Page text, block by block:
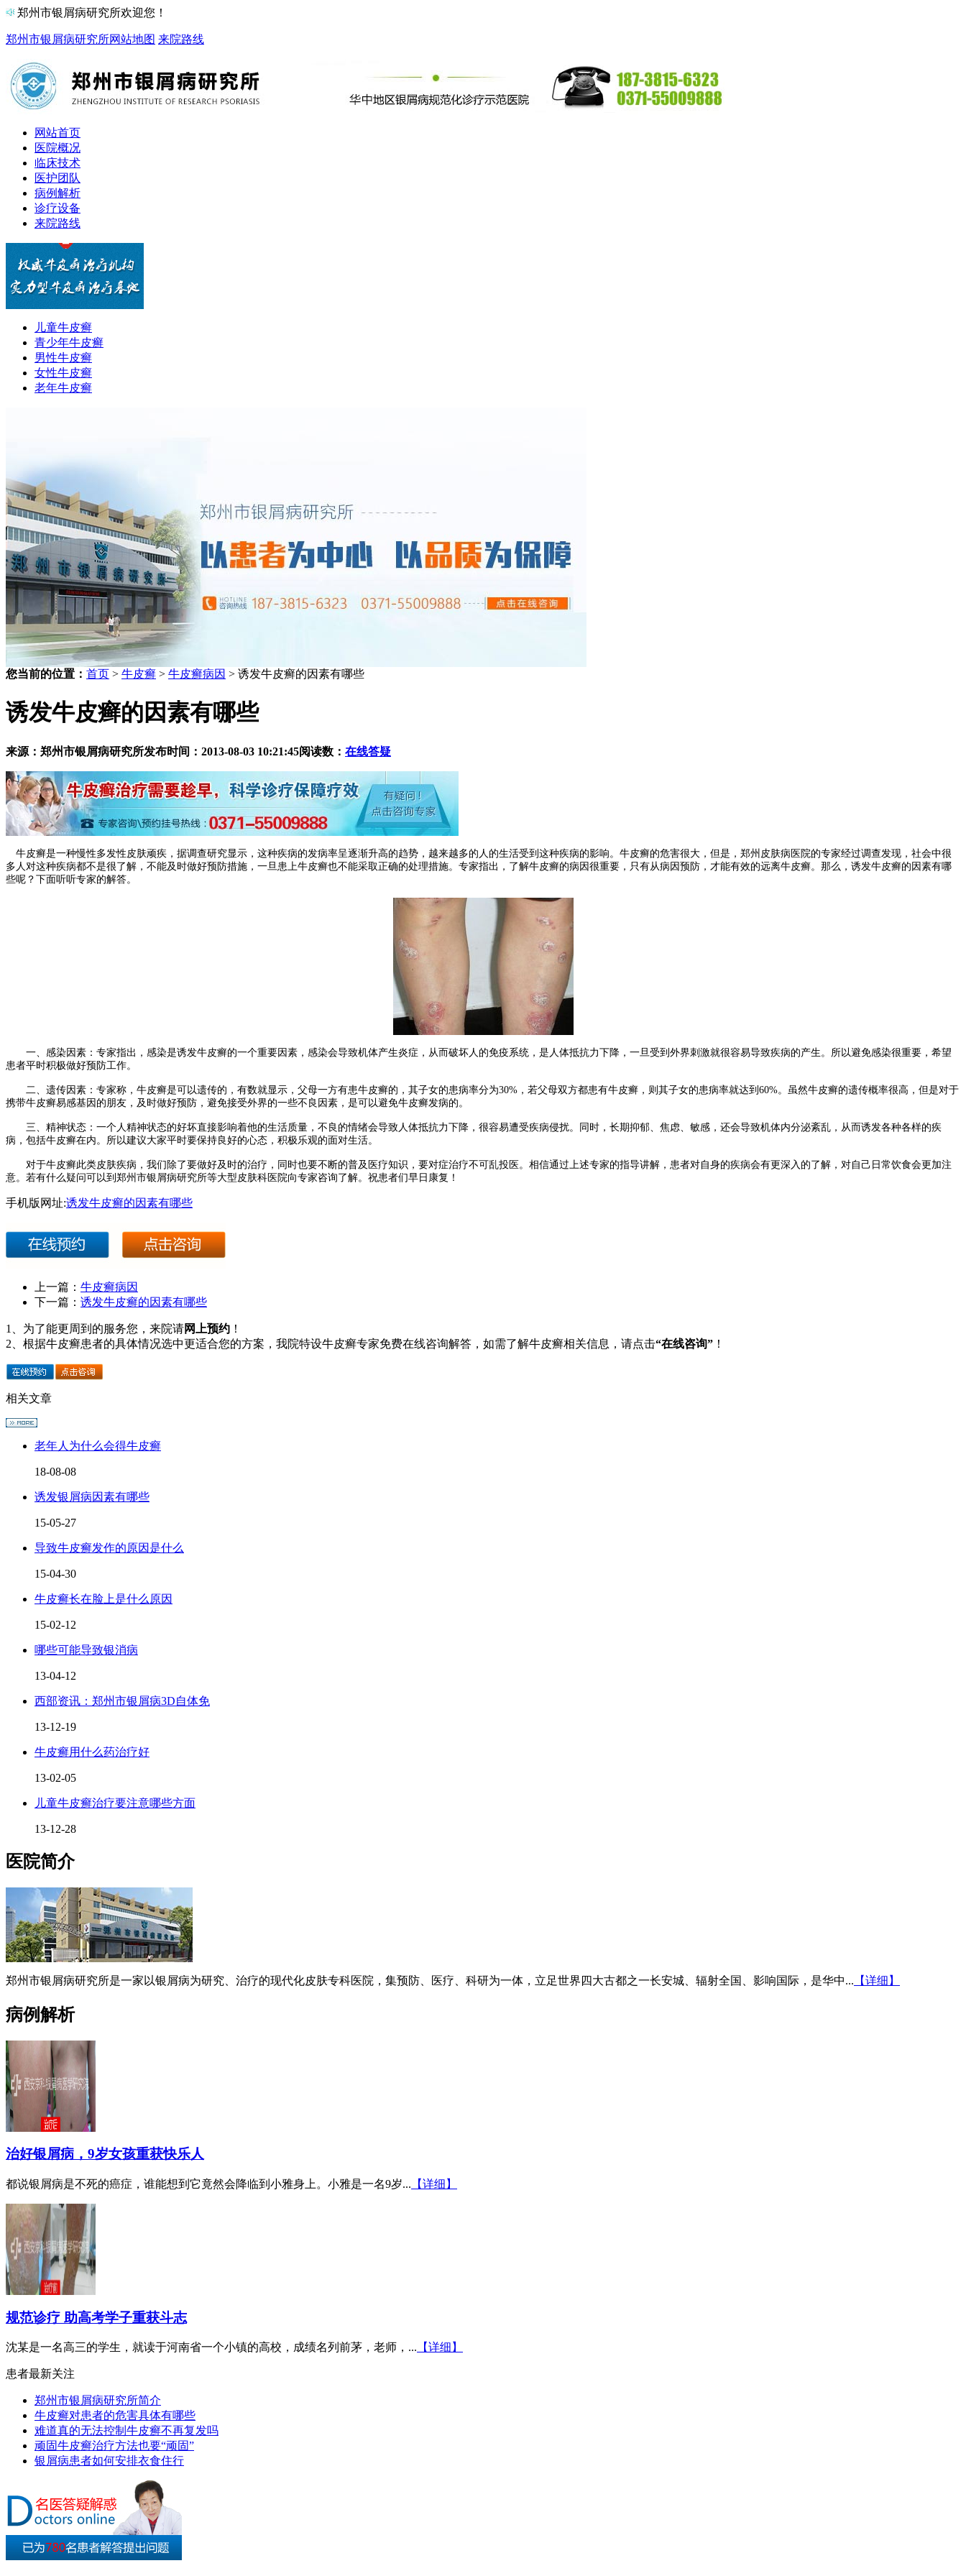
郑州市银屑病研究所欢迎您！
郑州市银屑病研究所网站地图 来院路线
网站首页
医院概况
临床技术
医护团队
病例解析
诊疗设备
来院路线
儿童牛皮癣
青少年牛皮癣
男性牛皮癣
女性牛皮癣
老年牛皮癣
您当前的位置： 首页 > 牛皮癣 > 牛皮癣病因 > 诱发牛皮癣的因素有哪些
诱发牛皮癣的因素有哪些
来源：郑州市银屑病研究所发布时间：2013-08-03 10:21:45阅读数： 在线答疑
牛皮癣是一种慢性多发性皮肤顽疾，据调查研究显示，这种疾病的发病率呈逐渐升高的趋势，越来越多的人的生活受到这种疾病的影响。牛皮癣的危害很大，但是，郑州皮肤病医院的专家经过调查发现，社会中很
多人对这种疾病都不是很了解，不能及时做好预防措施，一旦患上牛皮癣也不能采取正确的处理措施。专家指出，了解牛皮癣的病因很重要，只有从病因预防，才能有效的远离牛皮癣。那么，诱发牛皮癣的因素有哪
些呢？下面听听专家的解答。
一、感染因素：专家指出，感染是诱发牛皮癣的一个重要因素，感染会导致机体产生炎症，从而破坏人的免疫系统，是人体抵抗力下降，一旦受到外界刺激就很容易导致疾病的产生。所以避免感染很重要，希望
患者平时积极做好预防工作。
二、遗传因素：专家称，牛皮癣是可以遗传的，有数就显示，父母一方有患牛皮癣的，其子女的患病率分为30%，若父母双方都患有牛皮癣，则其子女的患病率就达到60%。虽然牛皮癣的遗传概率很高，但是对于
携带牛皮癣易感基因的朋友，及时做好预防，避免接受外界的一些不良因素，是可以避免牛皮癣发病的。
三、精神状态：一个人精神状态的好坏直接影响着他的生活质量，不良的情绪会导致人体抵抗力下降，很容易遭受疾病侵扰。同时，长期抑郁、焦虑、敏感，还会导致机体内分泌紊乱，从而诱发各种各样的疾
病，包括牛皮癣在内。所以建议大家平时要保持良好的心态，积极乐观的面对生活。
对于牛皮癣此类皮肤疾病，我们除了要做好及时的治疗，同时也要不断的普及医疗知识，要对症治疗不可乱投医。相信通过上述专家的指导讲解，患者对自身的疾病会有更深入的了解，对自己日常饮食会更加注
意。若有什么疑问可以到郑州市银屑病研究所等大型皮肤科医院向专家咨询了解。祝患者们早日康复！
手机版网址:诱发牛皮癣的因素有哪些
上一篇： 牛皮癣病因
下一篇： 诱发牛皮癣的因素有哪些
1、为了能更周到的服务您，来院请网上预约 ！
2、根据牛皮癣患者的具体情况选中更适合您的方案，我院特设牛皮癣专家免费在线咨询解答，如需了解牛皮癣相关信息，请点击“在线咨询” ！
相关文章
老年人为什么会得牛皮癣
18-08-08
诱发银屑病因素有哪些
15-05-27
导致牛皮癣发作的原因是什么
15-04-30
牛皮癣长在脸上是什么原因
15-02-12
哪些可能导致银消病
13-04-12
西部资讯：郑州市银屑病3D自体免
13-12-19
牛皮癣用什么药治疗好
13-02-05
儿童牛皮癣治疗要注意哪些方面
13-12-28
医院简介
郑州市银屑病研究所是一家以银屑病为研究、治疗的现代化皮肤专科医院，集预防、医疗、科研为一体，立足世界四大古都之一长安城、辐射全国、影响国际，是华中... 【详细】
病例解析
治好银屑病，9岁女孩重获快乐人
都说银屑病是不死的癌症，谁能想到它竟然会降临到小雅身上。小雅是一名9岁... 【详细】
规范诊疗 助高考学子重获斗志
沈某是一名高三的学生，就读于河南省一个小镇的高校，成绩名列前茅，老师，... 【详细】
患者最新关注
郑州市银屑病研究所简介
牛皮癣对患者的危害具体有哪些
难道真的无法控制牛皮癣不再复发吗
顽固牛皮癣治疗方法也要“顽固”
银屑病患者如何安排衣食住行